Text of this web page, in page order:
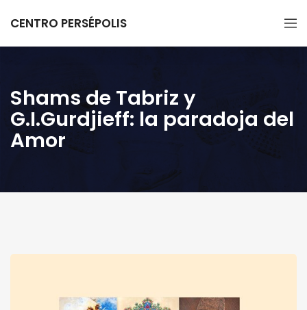
CENTRO PERSÉPOLIS
Shams de Tabriz y
G.I.Gurdjieff: la paradoja del
Amor